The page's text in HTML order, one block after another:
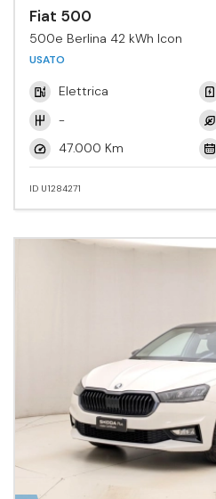
Fiat 500
500e Berlina 42 kWh Icon
USATO
Elettrica
-
47.000 Km
ID U1284271